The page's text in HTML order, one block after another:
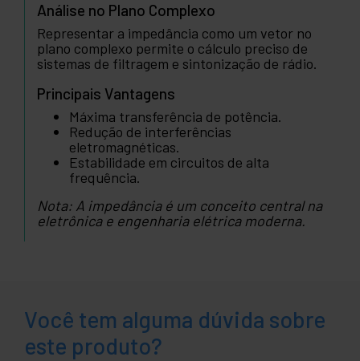
Análise no Plano Complexo
Representar a impedância como um vetor no
plano complexo permite o cálculo preciso de
sistemas de filtragem e sintonização de rádio.
Principais Vantagens
Máxima transferência de potência.
Redução de interferências
eletromagnéticas.
Estabilidade em circuitos de alta
frequência.
Nota: A impedância é um conceito central na
eletrônica e engenharia elétrica moderna.
Você tem alguma dúvida sobre